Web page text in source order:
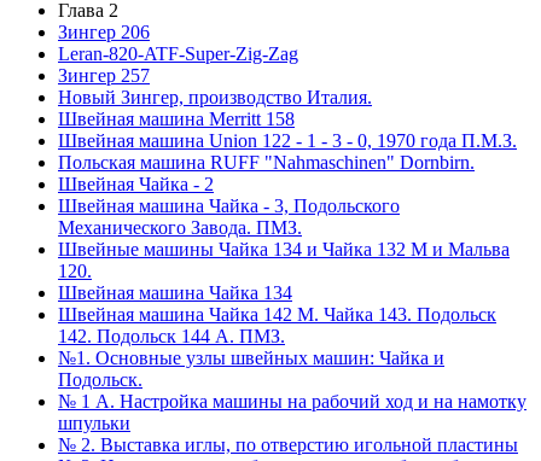
Глава 2
Зингер 206
Leran-820-ATF-Super-Zig-Zag
Зингер 257
Новый Зингер, производство Италия.
Швейная машина Merritt 158
Швейная машина Union 122 - 1 - 3 - 0, 1970 года П.М.З.
Польская машина RUFF "Nahmaschinen" Dornbirn.
Швейная Чайка - 2
Швейная машина Чайка - 3, Подольского
Механического Завода. ПМЗ.
Швейные машины Чайка 134 и Чайка 132 М и Мальва
120.
Швейная машина Чайка 134
Швейная машина Чайка 142 М. Чайка 143. Подольск
142. Подольск 144 А. ПМЗ.
№1. Основные узлы швейных машин: Чайка и
Подольск.
№ 1 А. Настройка машины на рабочий ход и на намотку
шпульки
№ 2. Выставка иглы, по отверстию игольной пластины